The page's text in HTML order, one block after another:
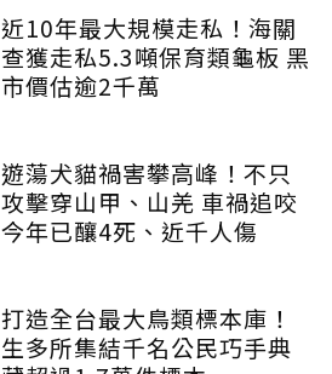
近10年最大規模走私！海關
查獲走私5.3噸保育類龜板 黑
市價估逾2千萬
遊蕩犬貓禍害攀高峰！不只
攻擊穿山甲、山羌 車禍追咬
今年已釀4死、近千人傷
打造全台最大鳥類標本庫！
生多所集結千名公民巧手典